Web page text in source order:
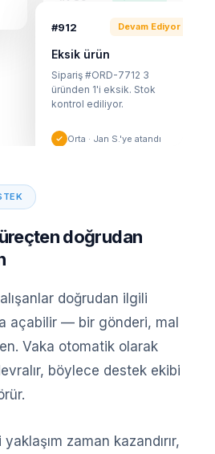
doğrudan
doğrudan ilgili
açabilir — bir gönderi, mal
Vaka otomatik olarak
böylece destek ekibi
zaman kazandırır,
#912 Devam Ediyor
Eksik ürün
Sipariş #ORD-7712 3
üründen 1'i eksik. Stok
kontrol ediliyor.
Orta · Jan S.'ye atandı
Öncelikli iade
ödeme yapıldı. Müşteri
memnuniyetini
onayladı.